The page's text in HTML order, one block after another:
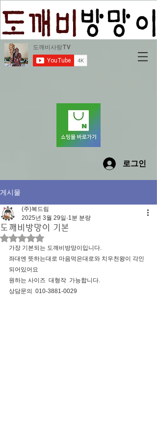
로그인
게시물
도깨비방망이 기본
(주)복드림
2025년 3월 29일 1분 분량
별점 5점 중 NaN점을 주었습니다.
가장 기본되는 도깨비방망이입니다.
좌대엔 뜻하는대로 마음먹은대로와 치우천왕이 각인
되어있어요
원하는 사이즈  대형작  가능합니다.
상담문의  010-3881-0029